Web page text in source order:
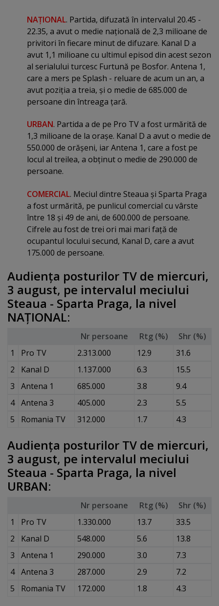
NAŢIONAL. Partida, difuzată în intervalul 20.45 -
22.35, a avut o medie naţională de 2,3 milioane de
privitori în fiecare minut de difuzare. Kanal D a
avut 1,1 milioane cu ultimul episod din acest sezon
al serialului turcesc Furtună pe Bosfor. Antena 1,
care a mers pe Splash - reluare de acum un an, a
avut poziţia a treia, şi o medie de 685.000 de
persoane din întreaga ţară.
URBAN. Partida a de pe Pro TV a fost urmărită de
1,3 milioane de la oraşe. Kanal D a avut o medie de
550.000 de orăşeni, iar Antena 1, care a fost pe
locul al treilea, a obţinut o medie de 290.000 de
persoane.
COMERCIAL. Meciul dintre Steaua şi Sparta Praga
a fost urmărită, pe punlicul comercial cu vârste
între 18 şi 49 de ani, de 600.000 de persoane.
Cifrele au fost de trei ori mai mari faţă de
ocupantul locului secund, Kanal D, care a avut
175.000 de persoane.
Audienţa posturilor TV de miercuri,
3 august, pe intervalul meciului
Steaua - Sparta Praga, la nivel
NAŢIONAL:
Nr persoane Rtg (%)
Shr (%)
1
Pro TV 2.313.000 12.9
31.6
2
Kanal D 1.137.000 6.3
15.5
3
Antena 1 685.000 3.8
9.4
4
Antena 3 405.000 2.3
5.5
5
Romania TV 312.000 1.7 4.3
Audienţa posturilor TV de miercuri,
3 august, pe intervalul meciului
Steaua - Sparta Praga, la nivel
URBAN:
Nr persoane Rtg (%)
Shr (%)
1
Pro TV 1.330.000 13.7
33.5
2
Kanal D 548.000 5.6
13.8
3
Antena 1 290.000 3.0
7.3
4
Antena 3 287.000 2.9
7.2
5
Romania TV 172.000 1.8 4.3